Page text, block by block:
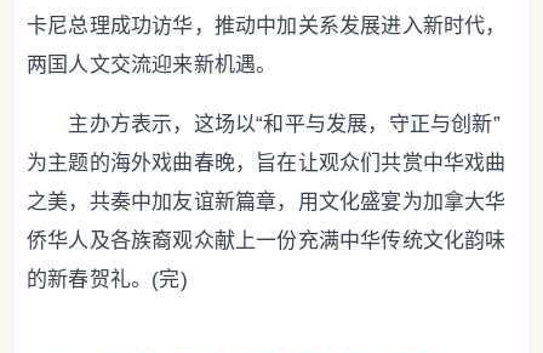
卡尼总理成功访华，推动中加关系发展进入新时代，
两国人文交流迎来新机遇。
主办方表示，这场以“和平与发展，守正与创新”
为主题的海外戏曲春晚，旨在让观众们共赏中华戏曲
之美，共奏中加友谊新篇章，用文化盛宴为加拿大华
侨华人及各族裔观众献上一份充满中华传统文化韵味
的新春贺礼。(完)